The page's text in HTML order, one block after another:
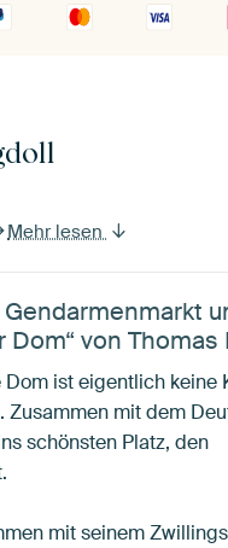
Mehr lesen
Dom“ von Thomas
Dom ist eigentlich keine
Zusammen mit dem
schönsten Platz, den
mit seinem